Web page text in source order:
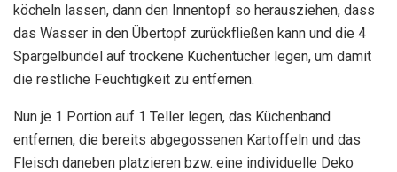
köcheln lassen, dann den Innentopf so herausziehen, dass
das Wasser in den Übertopf zurückfließen kann und die 4
Spargelbündel auf trockene Küchentücher legen, um damit
die restliche Feuchtigkeit zu entfernen.
Nun je 1 Portion auf 1 Teller legen, das Küchenband
entfernen, die bereits abgegossenen Kartoffeln und das
Fleisch daneben platzieren bzw. eine individuelle Deko